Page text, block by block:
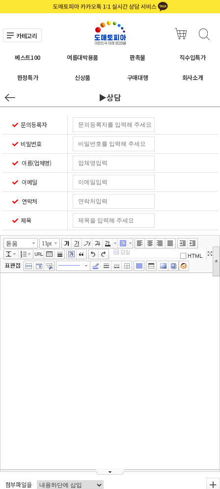
카테고리
베스트100 여름대박용품 판촉물 직수입특가
한정특가 신상품 구매대행 회사소개
▶상담
문의등록자
비밀번호
이름(업체명)
이메일
연락처
제목
돋움 11pt
첨부파일을